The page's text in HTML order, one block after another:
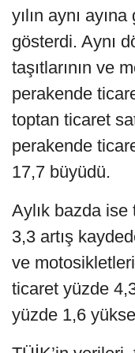
yılın aynı
gösterdi. Aynı
taşıtlarının ve
perakende
toptan ticaret
perakende
17,7 büyüdü.
Aylık bazda ise
3,3 artış
ve
ticaret yüzde
yüzde 1,6